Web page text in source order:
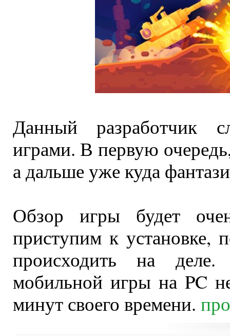
Данный разработчик
играми. В первую
а дальше уже куда
Обзор игры будет
приступим к установке,
происходить на
мобильной игры на PC
минут своего времени.